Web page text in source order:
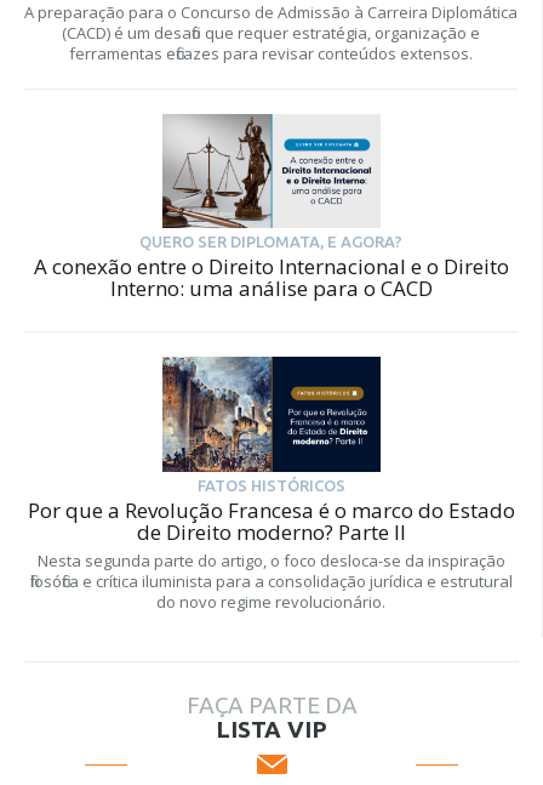
A preparação para o Concurso de Admissão à Carreira Diplomática
(CACD) é um desafio que requer estratégia, organização e
ferramentas eficazes para revisar conteúdos extensos.
QUERO SER DIPLOMATA, E AGORA?
A conexão entre o Direito Internacional e o Direito
Interno: uma análise para o CACD
FATOS HISTÓRICOS
Por que a Revolução Francesa é o marco do Estado
de Direito moderno? Parte II
Nesta segunda parte do artigo, o foco desloca-se da inspiração
filosófica e crítica iluminista para a consolidação jurídica e estrutural
do novo regime revolucionário.
FAÇA PARTE DA
LISTA VIP